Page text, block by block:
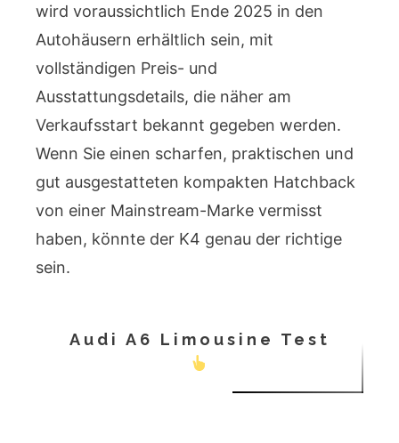
wird voraussichtlich Ende 2025 in den
Autohäusern erhältlich sein, mit
vollständigen Preis- und
Ausstattungsdetails, die näher am
Verkaufsstart bekannt gegeben werden.
Wenn Sie einen scharfen, praktischen und
gut ausgestatteten kompakten Hatchback
von einer Mainstream-Marke vermisst
haben, könnte der K4 genau der richtige
sein.
Audi A6 Limousine Test